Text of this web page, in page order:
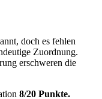
doch es fehlen
Zuordnung.
erschweren die
8/20 Punkte.